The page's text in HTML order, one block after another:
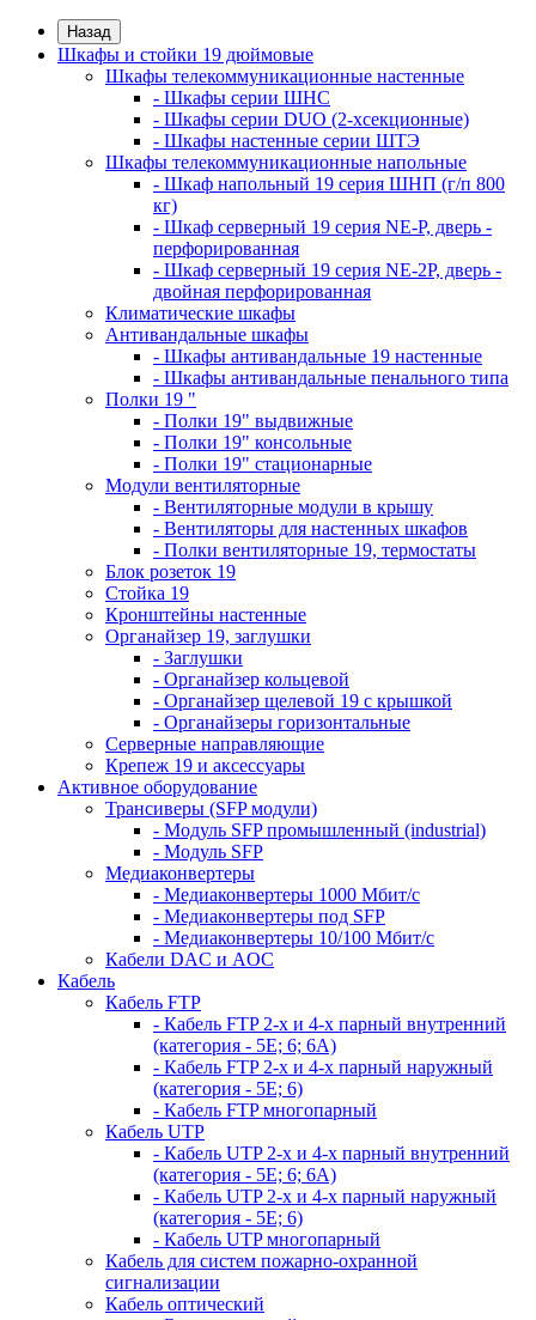
Назад
Шкафы и стойки 19 дюймовые
Шкафы телекоммуникационные настенные
- Шкафы серии ШНС
- Шкафы серии DUO (2-хсекционные)
- Шкафы настенные серии ШТЭ
Шкафы телекоммуникационные напольные
- Шкаф напольный 19 серия ШНП (г/п 800
кг)
- Шкаф серверный 19 серия NE-P, дверь -
перфорированная
- Шкаф серверный 19 серия NE-2P, дверь -
двойная перфорированная
Климатические шкафы
Антивандальные шкафы
- Шкафы антивандальные 19 настенные
- Шкафы антивандальные пенального типа
Полки 19 "
- Полки 19" выдвижные
- Полки 19" консольные
- Полки 19" стационарные
Модули вентиляторные
- Вентиляторные модули в крышу
- Вентиляторы для настенных шкафов
- Полки вентиляторные 19, термостаты
Блок розеток 19
Стойка 19
Кронштейны настенные
Органайзер 19, заглушки
- Заглушки
- Органайзер кольцевой
- Органайзер щелевой 19 с крышкой
- Органайзеры горизонтальные
Серверные направляющие
Крепеж 19 и аксессуары
Активное оборудование
Трансиверы (SFP модули)
- Модуль SFP промышленный (industrial)
- Модуль SFP
Медиаконвертеры
- Медиаконвертеры 1000 Мбит/с
- Медиаконвертеры под SFP
- Медиаконвертеры 10/100 Мбит/с
Кабели DAC и AOC
Кабель
Кабель FTP
- Кабель FTP 2-х и 4-х парный внутренний
(категория - 5Е; 6; 6А)
- Кабель FTP 2-х и 4-х парный наружный
(категория - 5Е; 6)
- Кабель FTP многопарный
Кабель UTP
- Кабель UTP 2-х и 4-х парный внутренний
(категория - 5Е; 6; 6А)
- Кабель UTP 2-х и 4-х парный наружный
(категория - 5Е; 6)
- Кабель UTP многопарный
Кабель для систем пожарно-охранной
сигнализации
Кабель оптический